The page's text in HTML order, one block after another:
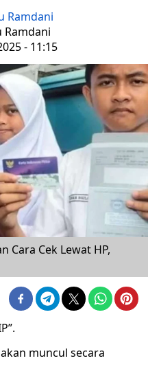
Ramdani
Ramdani
- 11:15
Cara Cek Lewat HP,
muncul secara